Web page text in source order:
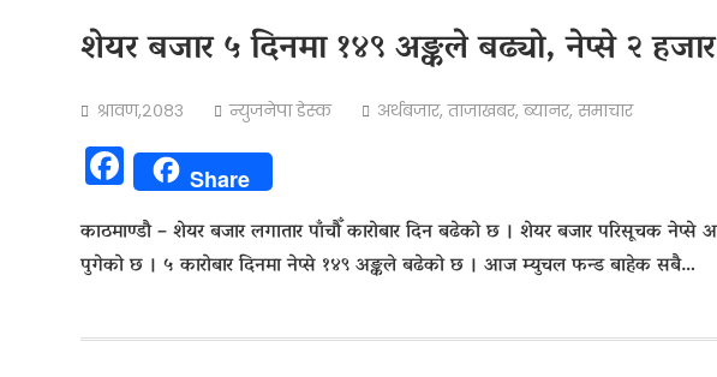
शेयर बजार ५ दिनमा १४९ अङ्कले बढ्याे, नेप्से २
श्रावण,२०८३ न्युजनेपा डेस्क अर्थबजार,ताजाखबर,ब्यानर, समाचार
Facebook
Share
काठमाण्डाै – शेयर बजार लगातार पाँचौँ कारोबार दिन बढेको छ । शेयर बजार परिसूचक
पुगेको छ । ५ कारोबार दिनमा नेप्से १४९ अङ्कले बढेको छ । आज म्युचल फन्ड बाहेक सबै…